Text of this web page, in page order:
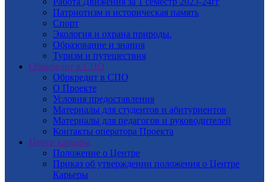
Патриотизм и историческая память
Спорт
Экология и охрана природы.
Образование и знания
Туризм и путешествия
Обркредит в СПО
Обркредит в СПО
О Проекте
Условия предоставления
Материалы для студентов и абитуриентов
Материалы для педагогов и руководителей
Контакты оператора Проекта
Центр карьеры
Положение о Центре
Приказ об утверждении положения о Центре
Карьеры